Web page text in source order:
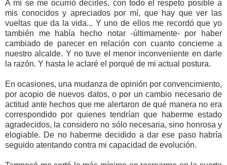
A mí se me ocurrió decirles, con todo el respeto posible a
mis conocidos y apreciados por mí, que hay que ver las
vueltas que da la vida... Y uno de ellos me recordó que yo
también me había hecho notar -últimamente- por haber
cambiado de parecer en relación con cuanto concierne a
nuestro alcalde. Y no tuve el menor inconveniente en darle
la razón. Y hasta le aclaré el porqué de mi actual postura.
En ocasiones, una mudanza de opinión por convencimiento,
por acopio de nuevos datos, o por un cambio necesario de
actitud ante hechos que me alertaron de qué manera no era
correspondido por quienes tendrían que haberme estado
agradecidos, la considero no sólo necesaria, sino honrosa y
elogiable. De no haberme decidido a dar ese paso habría
seguido atentando contra mi capacidad de evolución.